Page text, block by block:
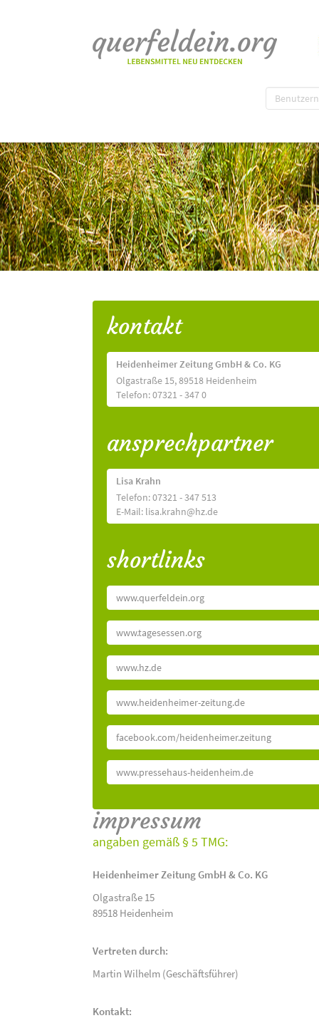
kontakt
Heidenheimer Zeitung GmbH & Co. KG
Olgastraße 15, 89518 Heidenheim
Telefon: 07321 - 347 0
ansprechpartner
Lisa Krahn
Telefon: 07321 - 347 513
E-Mail: lisa.krahn@hz.de
shortlinks
www.querfeldein.org
www.tagesessen.org
www.hz.de
www.heidenheimer-zeitung.de
facebook.com/heidenheimer.zeitung
www.pressehaus-heidenheim.de
impressum
angaben gemäß § 5 TMG:
Heidenheimer Zeitung GmbH & Co. KG
Olgastraße 15
89518 Heidenheim
Vertreten durch:
Martin Wilhelm (Geschäftsführer)
Kontakt: